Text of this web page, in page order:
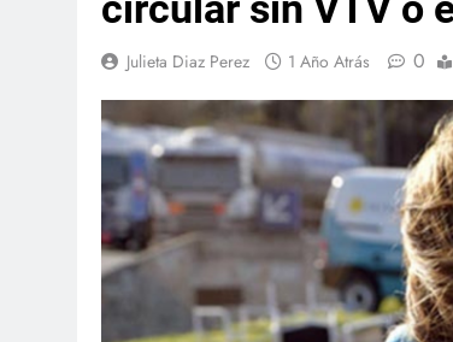
Julieta Diaz Perez 1 Año Atrás 0